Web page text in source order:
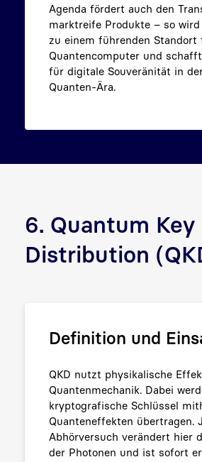
Agenda fördert auch den
marktreife Produkte – so
zu einem führenden Standort
Quantencomputer und
für digitale Souveränität in
Quanten-Ära.
6. Quantum Key
Distribution
Definition und
QKD nutzt physikalische
Quantenmechanik. Dabei
kryptografische Schlüssel
Quanteneffekten übertragen.
Abhörversuch verändert hier
der Photonen und ist sofort